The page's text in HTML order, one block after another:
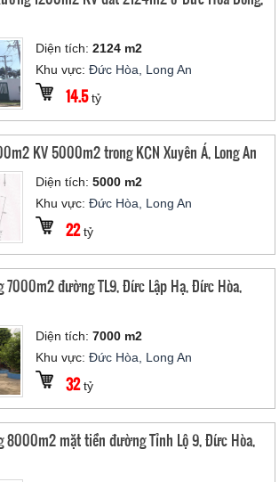
Diện tích:2124 m2
Khu vực:Đức Hòa, Long An
14.5tỷ
KV 5000m2 trong KCN Xuyên Á, Long An
Diện tích:5000 m2
Khu vực:Đức Hòa, Long An
22tỷ
7000m2 đường TL9, Đức Lập Hạ, Đức Hòa,
Diện tích:7000 m2
Khu vực:Đức Hòa, Long An
32tỷ
8000m2 mặt tiền đường Tỉnh Lộ 9, Đức Hòa,